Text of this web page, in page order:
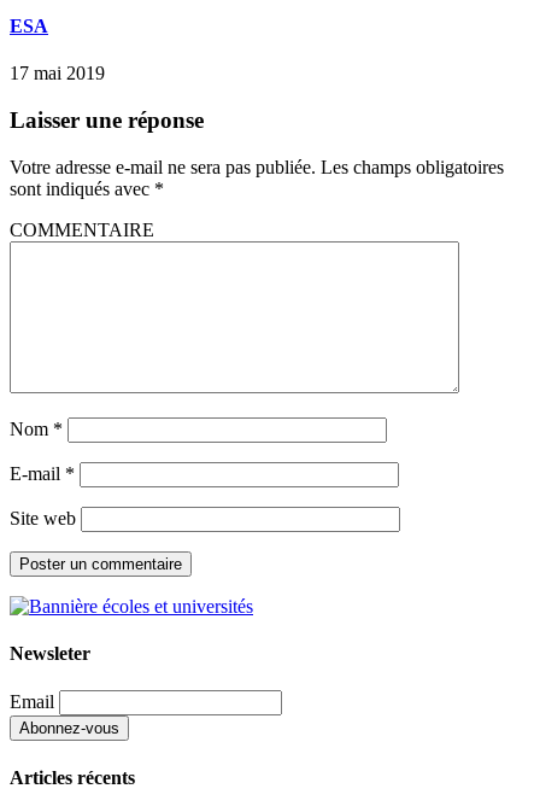
ESA
17 mai 2019
Laisser une réponse
Votre adresse e-mail ne sera pas publiée. Les champs obligatoires
sont indiqués avec *
COMMENTAIRE
Nom *
E-mail *
Site web
Newsleter
Email
Articles récents